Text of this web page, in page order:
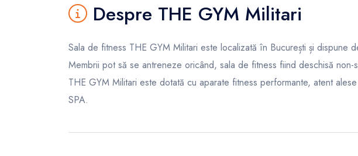
Despre THE GYM Militari
Sala de fitness THE GYM Militari este localizată în București și dispune
Membrii pot să se antreneze oricând, sala de fitness fiind deschisă non-
THE GYM Militari este dotată cu aparate fitness performante, atent
SPA.